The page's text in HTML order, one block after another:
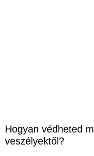
Hogyan védheted
veszélyektől?